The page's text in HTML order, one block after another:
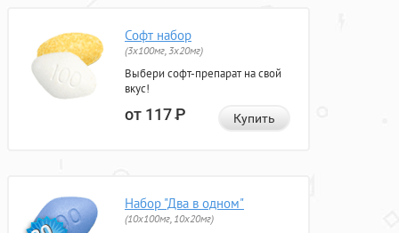
Софт набор
(3x100мг, 3x20мг)
Выбери софт-препарат на свой
вкус!
от 117Р Купить
Набор "Два в одном"
(10x100мг, 10x20мг)